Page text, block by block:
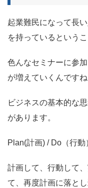
起業難民になって長
を持っているというこ
色んなセミナーに参
が増えていくんですね
ビジネスの基本的な
があります。
Plan(計画) / Do（行動
計画して、行動して
て、再度計画に落と